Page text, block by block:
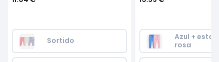
Sortido
Azul +
rosa